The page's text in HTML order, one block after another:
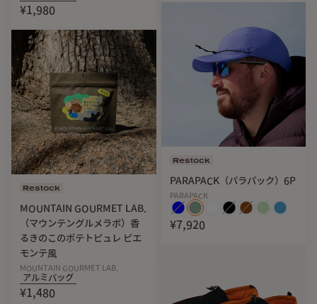
い。
¥1,980
Restock
MOUNTAIN GOURMET LAB.
（マウンテングルメラボ）香
るきのこのポテトピュレ ピエ
モンテ風
MOUNTAIN GOURMET LAB.
アルミバッグ
¥1,480
Restock
PARAPACK（パラパック）6P
PARAPACK
¥7,920